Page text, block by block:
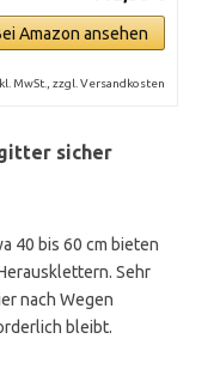
Amazon ansehen
MwSt., zzgl. Versandkosten
sicher
40 bis 60 cm bieten
Sehr
nach Wegen
bleibt.